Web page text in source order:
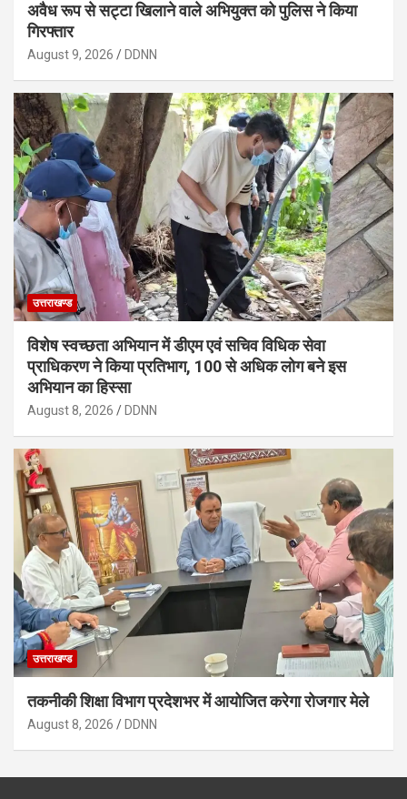
अवैध रूप से सट्टा खिलाने वाले अभियुक्त को पुलिस ने किया
गिरफ्तार
August 9, 2026 DDNN
उत्तराखण्ड
विशेष स्वच्छता अभियान में डीएम एवं सचिव विधिक सेवा
प्राधिकरण ने किया प्रतिभाग, 100 से अधिक लोग बने इस
अभियान का हिस्सा
August 8, 2026 DDNN
उत्तराखण्ड
तकनीकी शिक्षा विभाग प्रदेशभर में आयोजित करेगा रोजगार मेले
August 8, 2026 DDNN